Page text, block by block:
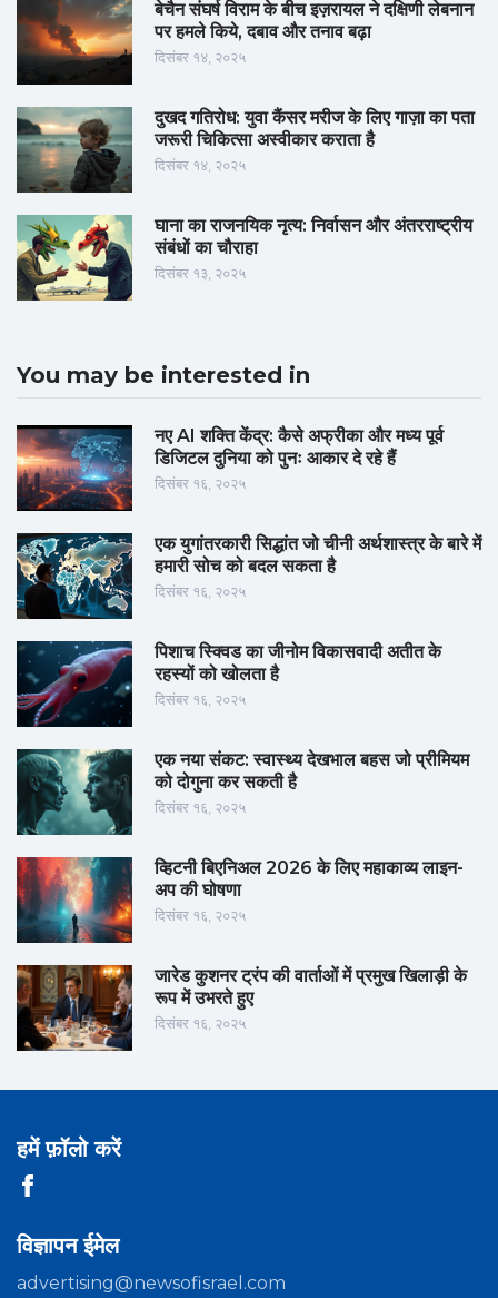
बेचैन संघर्ष विराम के बीच इज़रायल ने दक्षिणी लेबनान
पर हमले किये, दबाव और तनाव बढ़ा
दिसंबर १४, २०२५
दुखद गतिरोध: युवा कैंसर मरीज के लिए गाज़ा का पता
जरूरी चिकित्सा अस्वीकार कराता है
दिसंबर १४, २०२५
घाना का राजनयिक नृत्य: निर्वासन और अंतरराष्ट्रीय
संबंधों का चौराहा
दिसंबर १३, २०२५
You may be interested in
नए AI शक्ति केंद्र: कैसे अफ्रीका और मध्य पूर्व
डिजिटल दुनिया को पुनः आकार दे रहे हैं
दिसंबर १६, २०२५
एक युगांतरकारी सिद्धांत जो चीनी अर्थशास्त्र के बारे में
हमारी सोच को बदल सकता है
दिसंबर १६, २०२५
पिशाच स्क्विड का जीनोम विकासवादी अतीत के
रहस्यों को खोलता है
दिसंबर १६, २०२५
एक नया संकट: स्वास्थ्य देखभाल बहस जो प्रीमियम
को दोगुना कर सकती है
दिसंबर १६, २०२५
व्हिटनी बिएनिअल 2026 के लिए महाकाव्य लाइन-
अप की घोषणा
दिसंबर १६, २०२५
जारेड कुशनर ट्रंप की वार्ताओं में प्रमुख खिलाड़ी के
रूप में उभरते हुए
दिसंबर १६, २०२५
हमें फ़ॉलो करें
विज्ञापन ईमेल
advertising@newsofisrael.com